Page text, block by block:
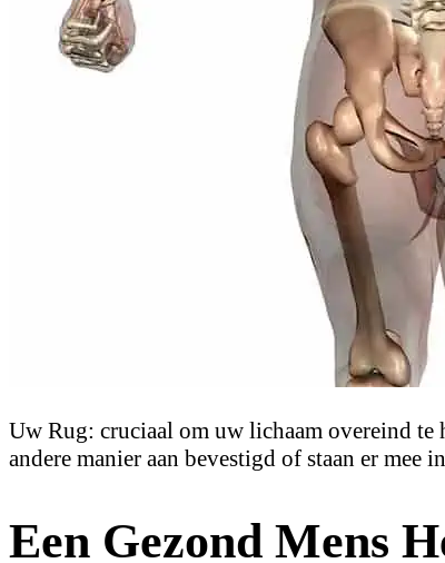
Uw Rug: cruciaal om uw lichaam overeind
andere manier aan bevestigd of staan er mee
Een Gezond Mens